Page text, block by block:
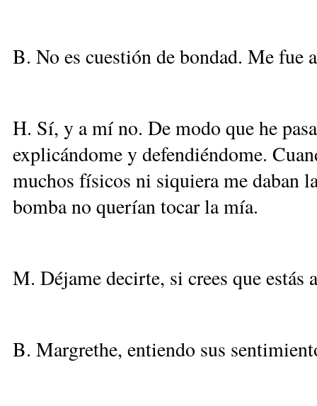
B. No es cuestión de bondad. Me fue
H. Sí, y a mí no. De modo que he
explicándome y defendiéndome.
muchos físicos ni siquiera me daban
bomba no querían tocar la mía.
M. Déjame decirte, si crees que estás
B. Margrethe, entiendo sus